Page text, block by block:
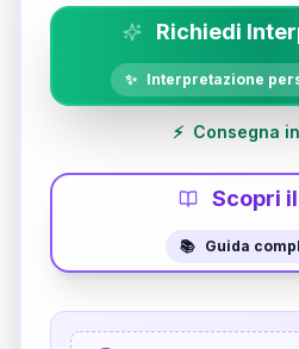
Richiedi
✨ Interpretazione
⚡ Consegna
Scopri
📚 Guida